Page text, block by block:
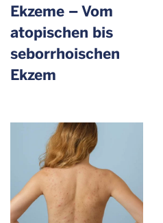
Ekzeme – Vom
atopischen bis
sebor­rhoischen
Ekzem